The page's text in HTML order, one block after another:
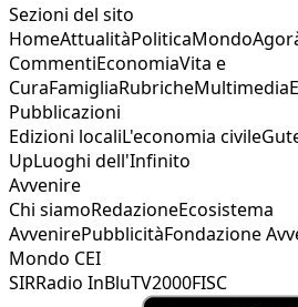
Sezioni del sito
HomeAttualitàPoliticaMondo
CommentiEconomiaVita e
CuraFamigliaRubricheMultimedia
Pubblicazioni
Edizioni localiL'economia civile
UpLuoghi dell'Infinito
Avvenire
Chi siamoRedazioneEcosistema
AvvenirePubblicitàFondazione
Mondo CEI
SIRRadio InBluTV2000FISC